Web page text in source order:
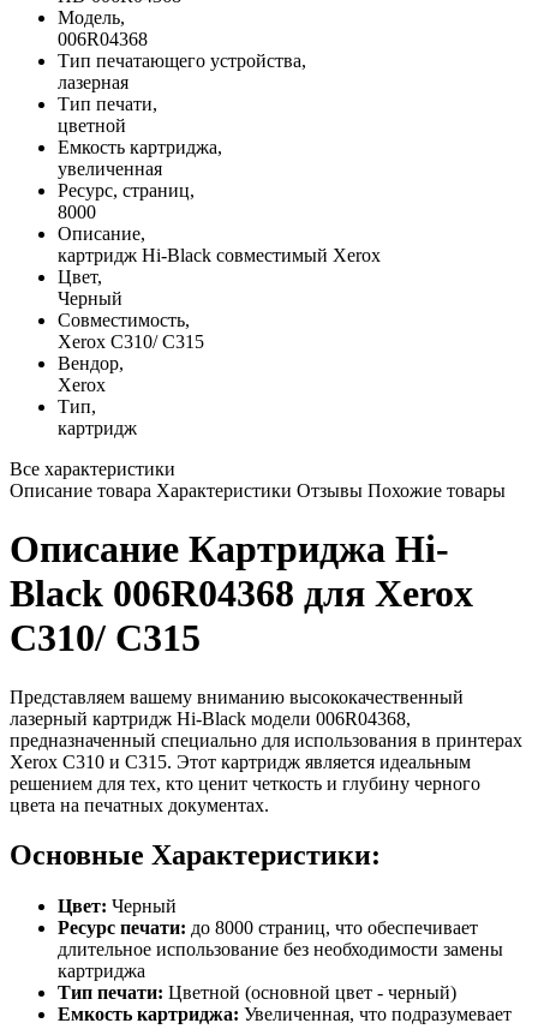
Модель,
006R04368
Тип печатающего устройства,
лазерная
Тип печати,
цветной
Емкость картриджа,
увеличенная
Ресурс, страниц,
8000
Описание,
картридж Hi-Black совместимый Xerox
Цвет,
Черный
Совместимость,
Xerox C310/ C315
Вендор,
Xerox
Тип,
картридж
Все характеристики
Описание товара Характеристики Отзывы Похожие товары
Описание Картриджа Hi-
Black 006R04368 для Xerox
C310/ C315
Представляем вашему вниманию высококачественный
лазерный картридж Hi-Black модели 006R04368,
предназначенный специально для использования в принтерах
Xerox C310 и C315. Этот картридж является идеальным
решением для тех, кто ценит четкость и глубину черного
цвета на печатных документах.
Основные Характеристики:
Цвет: Черный
Ресурс печати: до 8000 страниц, что обеспечивает
длительное использование без необходимости замены
картриджа
Тип печати: Цветной (основной цвет - черный)
Емкость картриджа: Увеличенная, что подразумевает